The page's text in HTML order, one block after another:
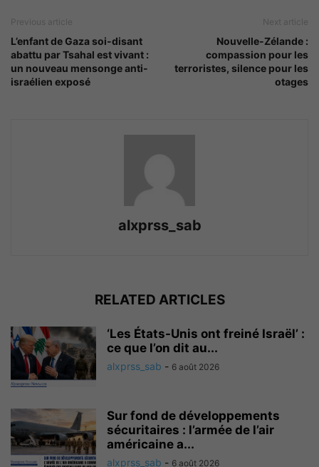
Previous article
L’enfant de Gaza soi-disant
abattu par Tsahal est vivant :
un nouveau mensonge anti-
israélien exposé
Next article
Nouvelle-Zélande :
compassion pour les
terroristes, silence pour les
otages
alxprss_sab
RELATED ARTICLES
‘Les États-Unis ont freiné Israël’ :
ce que l’on dit au...
alxprss_sab - 6 août 2026
Sur fond de développements
sécuritaires : l’armée de l’air
américaine a...
alxprss_sab - 6 août 2026